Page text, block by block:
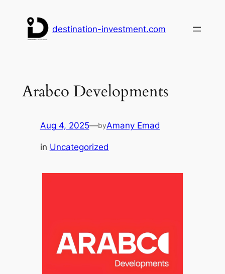
content
destination-investment.com
Arabco Developments
Aug 4, 2025—byAmany Emad
in Uncategorized